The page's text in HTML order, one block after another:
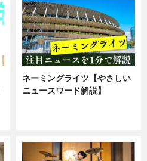
ネーミングライツ【やさしい
ニュースワード解説】